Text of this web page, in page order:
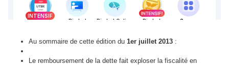
Au sommaire de cette édition du 1er juillet 2013 :
Le remboursement de la dette fait exploser la fiscalité en